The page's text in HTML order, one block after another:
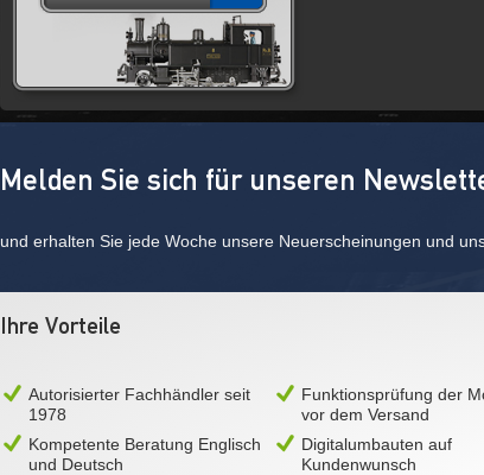
Melden Sie sich für unseren
und erhalten Sie jede Woche unsere Neuerscheinungen und
Ihre Vorteile
Autorisierter Fachhändler seit
1978
Funktionsprüfung der
vor dem Versand
Kompetente Beratung Englisch
und Deutsch
Digitalumbauten auf
Kundenwunsch